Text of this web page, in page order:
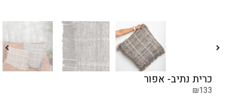
כרית נתיב- אפור
₪133